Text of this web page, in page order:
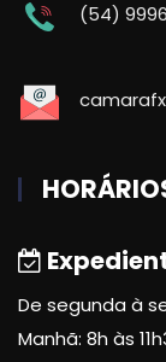
(54)
De segunda à
Manhã: 8h às